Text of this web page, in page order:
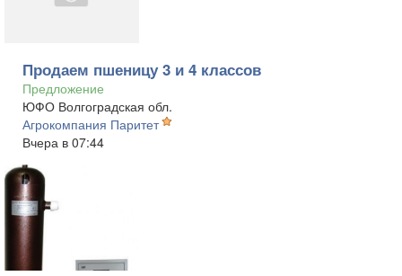
Продаем пшеницу 3 и 4 классов
Предложение
ЮФО Волгоградская обл.
Агрокомпания Паритет
Вчера в 07:44